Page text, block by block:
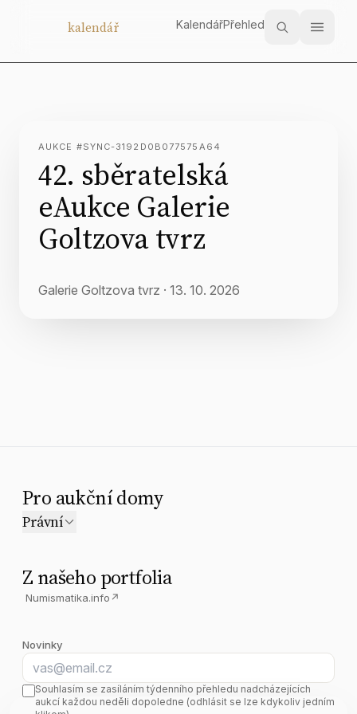
kalendář KalendářPřehled
AUKCE #SYNC-3192D0B077575A64
42. sběratelská
eAukce Galerie
Goltzova tvrz
Galerie Goltzova tvrz · 13. 10. 2026
Pro aukční domy
Právní
Z našeho portfolia
Numismatika.info ↗
Novinky
E-mail
Souhlasím se zasíláním týdenního přehledu nadcházejících
aukcí každou neděli dopoledne (odhlásit se lze kdykoliv jedním